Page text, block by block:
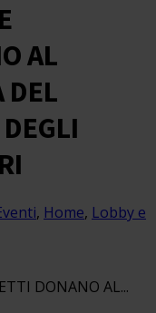
AL
DEL
, Home, Lobby e
DONANO AL...